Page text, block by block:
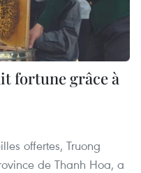
fortune grâce à
offertes, Truong
de Thanh Hoa, a